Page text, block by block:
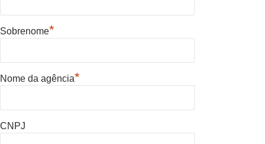
Sobrenome*
Nome da agência*
CNPJ